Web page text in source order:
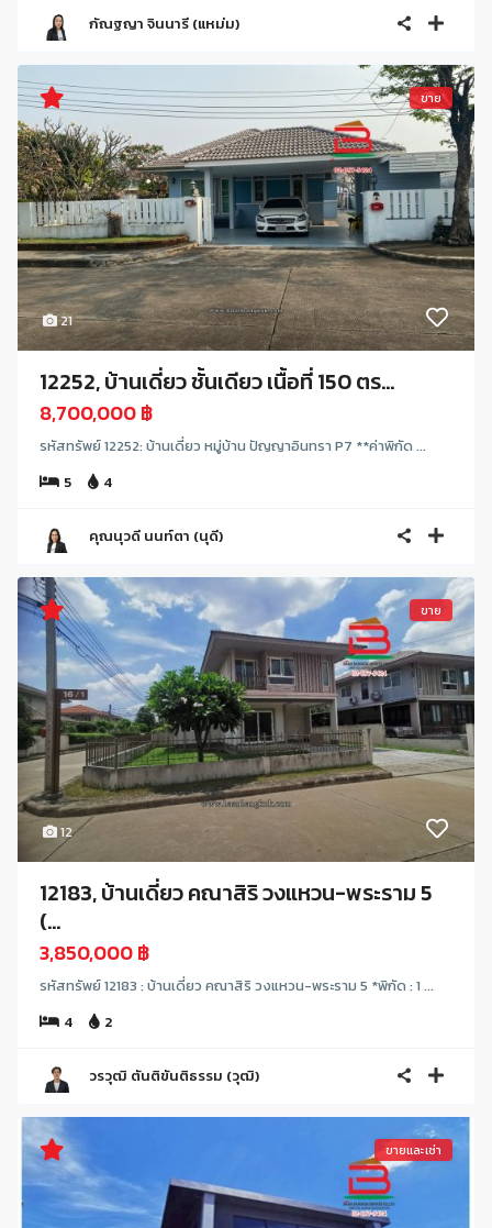
กัณฐญา จินนารี (แหม่ม)
21
ขาย
12252, บ้านเดี่ยว ชั้นเดียว เนื้อที่ 150 ตร...
8,700,000 ฿
รหัสทรัพย์ 12252: บ้านเดี่ยว หมู่บ้าน ปัญญาอินทรา P7 **ค่าพิกัด ...
5
4
คุณนุวดี นนท์ตา (นุดี)
12
ขาย
12183, บ้านเดี่ยว คณาสิริ วงแหวน-พระราม 5
(...
3,850,000 ฿
รหัสทรัพย์ 12183 : บ้านเดี่ยว คณาสิริ วงแหวน-พระราม 5 *พิกัด : 1 ...
4
2
วรวุฒิ ตันติขันติธรรม (วุฒิ)
ขายและเช่า